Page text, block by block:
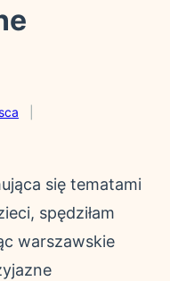
się tematami
spędziłam
warszawskie